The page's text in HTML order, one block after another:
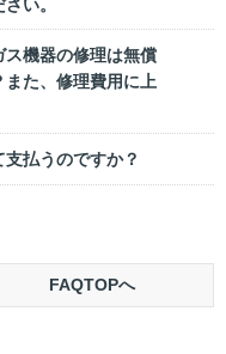
い。
ス機器の修理は無償
た、修理費用に上
払うのですか？
FAQTOPへ